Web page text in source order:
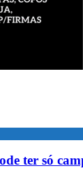
ter só